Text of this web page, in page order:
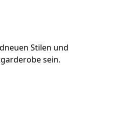
Stilen und
sein.